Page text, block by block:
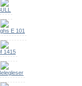
E 101
1415